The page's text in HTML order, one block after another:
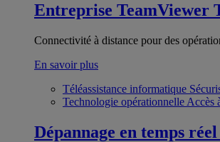
Entreprise TeamViewer
Connectivité à distance pour des
En savoir plus
Téléassistance informatique
Technologie opérationnelle Accès
Dépannage en temps réel